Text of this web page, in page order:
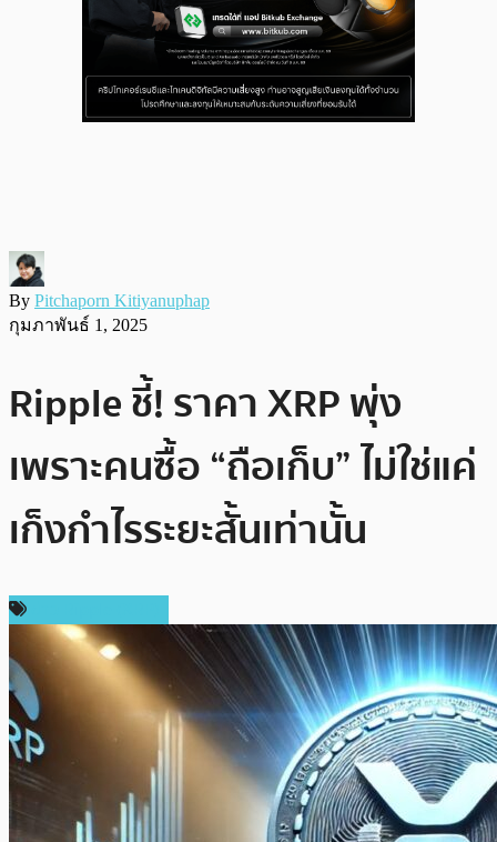
By Pitchaporn Kitiyanuphap
กุมภาพันธ์ 1, 2025
Ripple ชี้! ราคา XRP พุ่ง
เพราะคนซื้อ “ถือเก็บ” ไม่ใช่แค่
เก็งกำไรระยะสั้นเท่านั้น